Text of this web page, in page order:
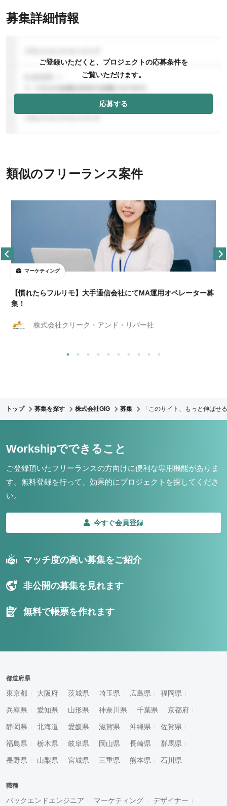
募集詳細情報
ご登録いただくと、プロジェクトの応募条件を
ご覧いただけます。
応募する
類似のフリーランス案件
マーケティング
【慣れたらフルリモ】大手通信会社にてMA運用オペレーター募
集！
株式会社クリーク・アンド・リバー社
トップ 募集を探す 株式会社GIG 募集 「このサイト、もっと伸ば
Workshipでできること
ご登録頂いたフリーランスの方向けに便利な専用機能がありま
す。 無料登録を行って、効果的にプロジェクトを探してくださ
い。
今すぐ会員登録
マッチ度の高い募集をご紹介
非公開の募集を見れます
無料で帳票を作れます
都道府県
東京都 大阪府 茨城県 埼玉県 広島県 福岡県
兵庫県 愛知県 山形県 神奈川県 千葉県 京都府
静岡県 北海道 愛媛県 滋賀県 沖縄県 佐賀県
福島県 栃木県 岐阜県 岡山県 長崎県 群馬県
長野県 山梨県 宮城県 三重県 熊本県 石川県
職種
バックエンドエンジニア マーケティング デザイナー